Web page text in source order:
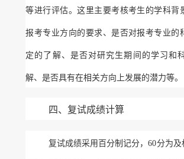
等进行评估。这里主要考核考生的学科背
报考专业方向的要求、是否对报考专业的
定的了解、是否对研究生期间的学习和
解、是否具有在相关方向上发展的潜力等。
四、复试成绩计算
复试成绩采用百分制记分，60分为